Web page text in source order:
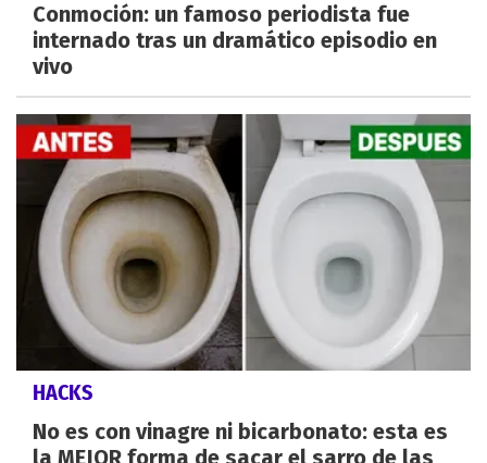
Conmoción: un famoso periodista fue
internado tras un dramático episodio en
vivo
HACKS
No es con vinagre ni bicarbonato: esta es
la MEJOR forma de sacar el sarro de las